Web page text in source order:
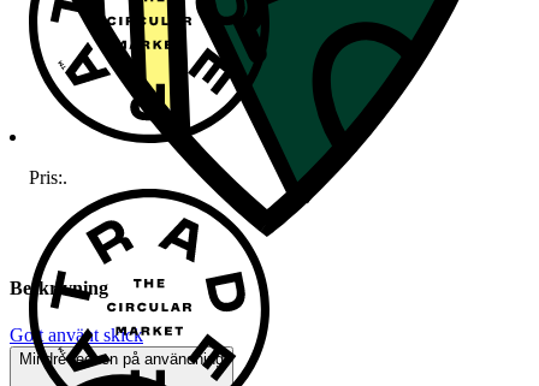
Beskrivning
Gott använt skick
Mindre tecken på användning
Pris:.